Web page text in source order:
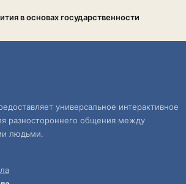
в основах государственности
универсальное интерактивное
разностороннего общения между
людьми.